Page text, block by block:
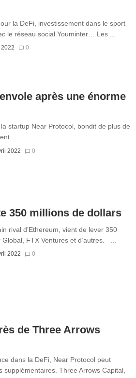
la DeFi, investissement dans le sport
le réseau social Youminter… Les ...
0
après une énorme
startup Near Protocol, bondit de plus de
...
2022 0
350 millions de dollars
rival d’Ethereum, vient de lever 350
FTX Ventures et d’autres. ...
2022 0
de Three Arrows
dans la DeFi, Near Protocol peut
supplémentaires. Three Arrows Capital,